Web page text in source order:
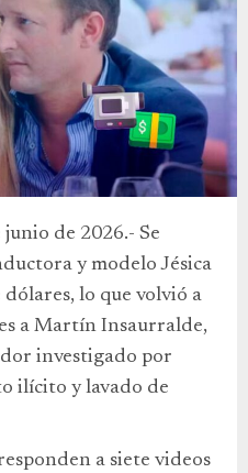
de 2026.- Se
y modelo Jésica
lo que volvió a
a Martín Insaurralde,
investigado por
ilícito y lavado de
a siete videos